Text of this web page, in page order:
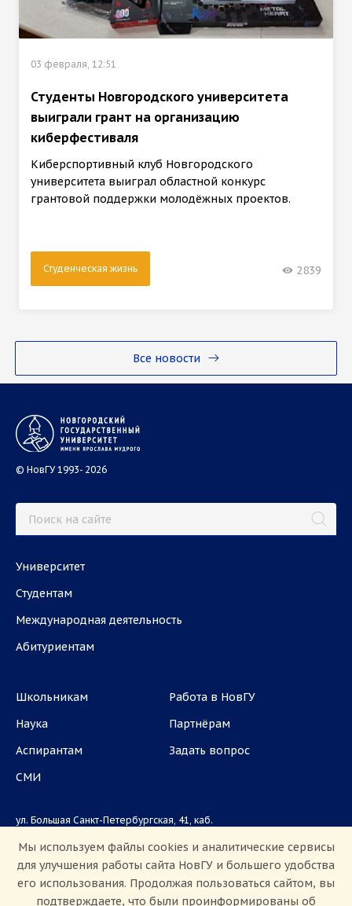
Все новости
03 февраля, 12:51
Студенты Новгородского университета
выиграли грант на организацию
киберфестиваля
Киберспортивный клуб Новгородского
университета выиграл областной конкурс
грантовой поддержки молодёжных проектов.
Студенческая жизнь 2839
© НовГУ 1993- 2026
Университет
Студентам
Международная деятельность
Абитуриентам
Школьникам
Наука
Аспирантам
СМИ
Работа в НовГУ
Партнёрам
Задать вопрос
ул. Большая Санкт-Петербургская, 41, каб.
Приемная комиссия: +7(8162)33-20-44
Мы используем файлы cookies и аналитические сервисы
для улучшения работы сайта НовГУ и большего удобства
его использования. Продолжая пользоваться сайтом, вы
подтверждаете, что были проинформированы об